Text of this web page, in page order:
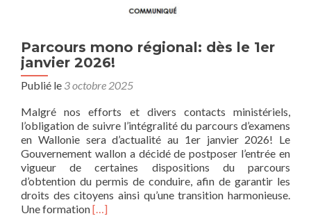
Parcours mono régional: dès le 1er
janvier 2026!
Publié le 3 octobre 2025
Malgré nos efforts et divers contacts ministériels,
l’obligation de suivre l’intégralité du parcours d’examens
en Wallonie sera d’actualité au 1er janvier 2026! Le
Gouvernement wallon a décidé de postposer l’entrée en
vigueur de certaines dispositions du parcours
d’obtention du permis de conduire, afin de garantir les
droits des citoyens ainsi qu’une transition harmonieuse.
Une formationEn
[…]